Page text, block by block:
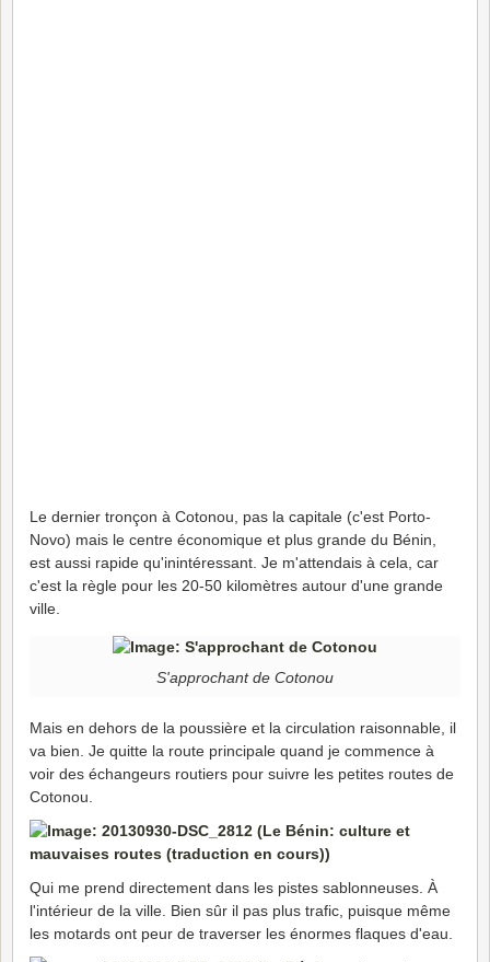
Le dernier tronçon à Cotonou, pas la capitale (c'est Porto-
Novo) mais le centre économique et plus grande du Bénin,
est aussi rapide qu'inintéressant. Je m'attendais à cela, car
c'est la règle pour les 20-50 kilomètres autour d'une grande
ville.
S'approchant de Cotonou
Mais en dehors de la poussière et la circulation raisonnable, il
va bien. Je quitte la route principale quand je commence à
voir des échangeurs routiers pour suivre les petites routes de
Cotonou.
Qui me prend directement dans les pistes sablonneuses. À
l'intérieur de la ville. Bien sûr il pas plus trafic, puisque même
les motards ont peur de traverser les énormes flaques d'eau.